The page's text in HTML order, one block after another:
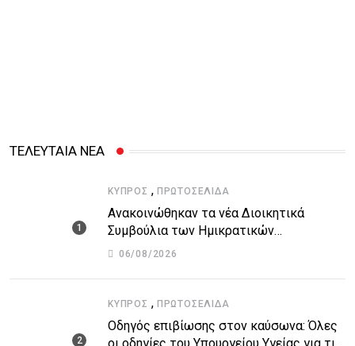
ΤΕΛΕΥΤΑΙΑ ΝΕΑ
ΚΎΠΡΟΣ , ΠΡΩΤΟΣΈΛΙΔΑ
Ανακοινώθηκαν τα νέα Διοικητικά
Συμβούλια των Ημικρατικών
Οργανισμών – Όλη η λίστα με τα
06/08/2026
ΚΎΠΡΟΣ , ΠΡΩΤΟΣΈΛΙΔΑ
Οδηγός επιβίωσης στον καύσωνα: Όλες